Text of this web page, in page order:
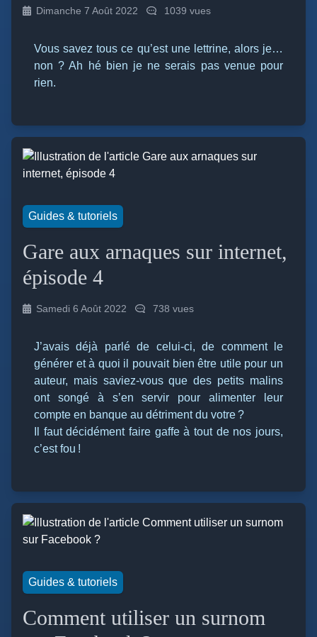
Dimanche 7 Août 2022 1039 vues
Vous savez tous ce qu’est une lettrine, alors je…
non ? Ah hé bien je ne serais pas venue pour
rien.
Guides & tutoriels
Gare aux arnaques sur internet,
épisode 4
Samedi 6 Août 2022 738 vues
J’avais déjà parlé de celui-ci, de comment le
générer et à quoi il pouvait bien être utile pour un
auteur, mais saviez-vous que des petits malins
ont songé à s’en servir pour alimenter leur
compte en banque au détriment du votre ?
Il faut décidément faire gaffe à tout de nos jours,
c’est fou !
Guides & tutoriels
Comment utiliser un surnom